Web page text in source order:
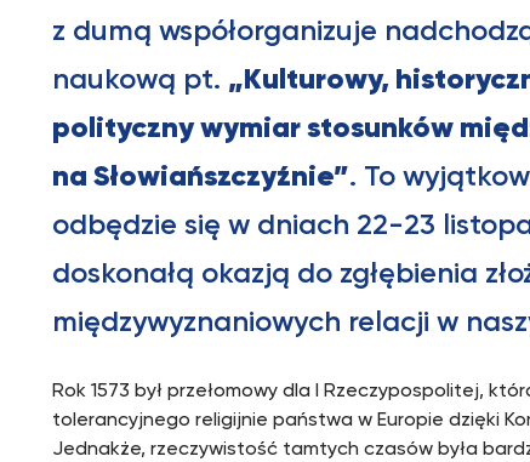
z dumą współorganizuje
naukową pt. „Kulturowy,
polityczny wymiar stosunków
na Słowiańszczyźnie”. To
odbędzie się w dniach 22-23
doskonałą okazją do zgłębienia
międzywyznaniowych relacji w
Rok 1573 był przełomowy dla I Rzeczypospolitej,
tolerancyjnego religijnie państwa w Europie dzięki
Jednakże, rzeczywistość tamtych czasów była